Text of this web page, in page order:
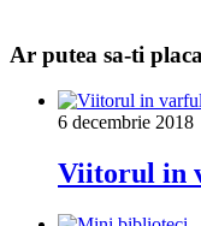
Ar putea sa-ti
6 decembrie 2018
Viitorul in